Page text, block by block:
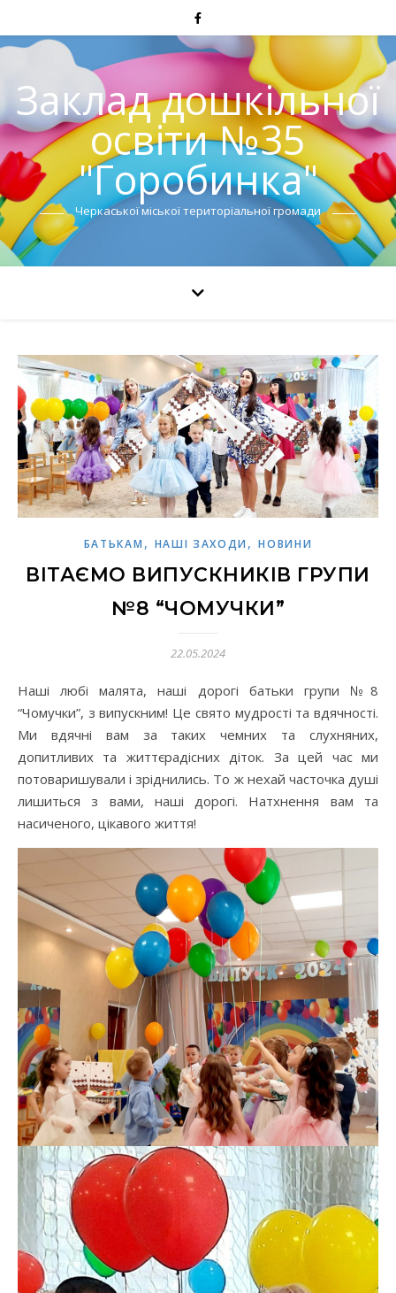
Заклад дошкільної
освіти №35
"Горобинка"
Черкаської міської територіальної громади
БАТЬКАМ , НАШІ ЗАХОДИ ,НОВИНИ
ВІТАЄМО ВИПУСКНИКІВ ГРУПИ
№8 “ЧОМУЧКИ”
22.05.2024
Наші любі малята, наші дорогі батьки групи №8
“Чомучки”, з випускним! Це свято мудрості та вдячності.
Ми вдячні вам за таких чемних та слухняних,
допитливих та життєрадісних діток. За цей час ми
потоваришували і зріднились. То ж нехай часточка душі
лишиться з вами, наші дорогі. Натхнення вам та
насиченого, цікавого життя!